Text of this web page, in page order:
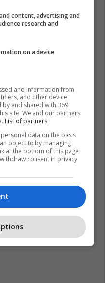
content, advertising and
research and
on a device
and information from
and other device
by and shared with 369
site. We and our partners
List of partners.
data on the basis
object to by managing
at the bottom of this page
consent in privacy